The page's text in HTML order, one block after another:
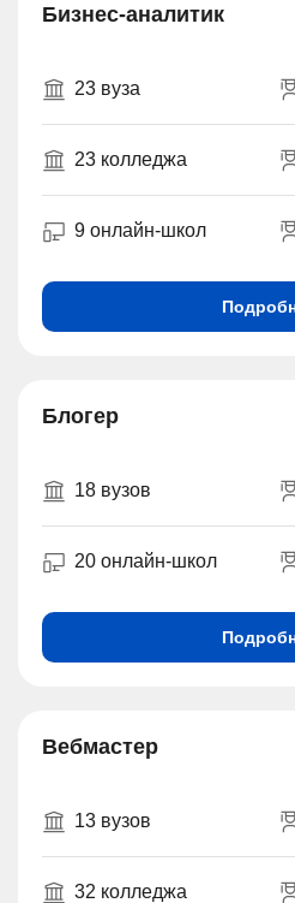
Бизнес-аналитик
23 вуза
23 колледжа
9 онлайн-школ
Блогер
18 вузов
20 онлайн-школ
Вебмастер
13 вузов
32 колледжа